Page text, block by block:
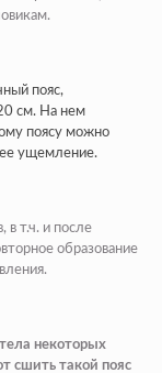
пояс,
см. На нем
поясу можно
ее ущемление.
в т.ч. и после
образование
некоторых
сшить такой пояс